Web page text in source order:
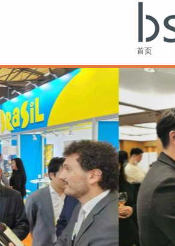
首页
1988庄园 经典特浓情甜